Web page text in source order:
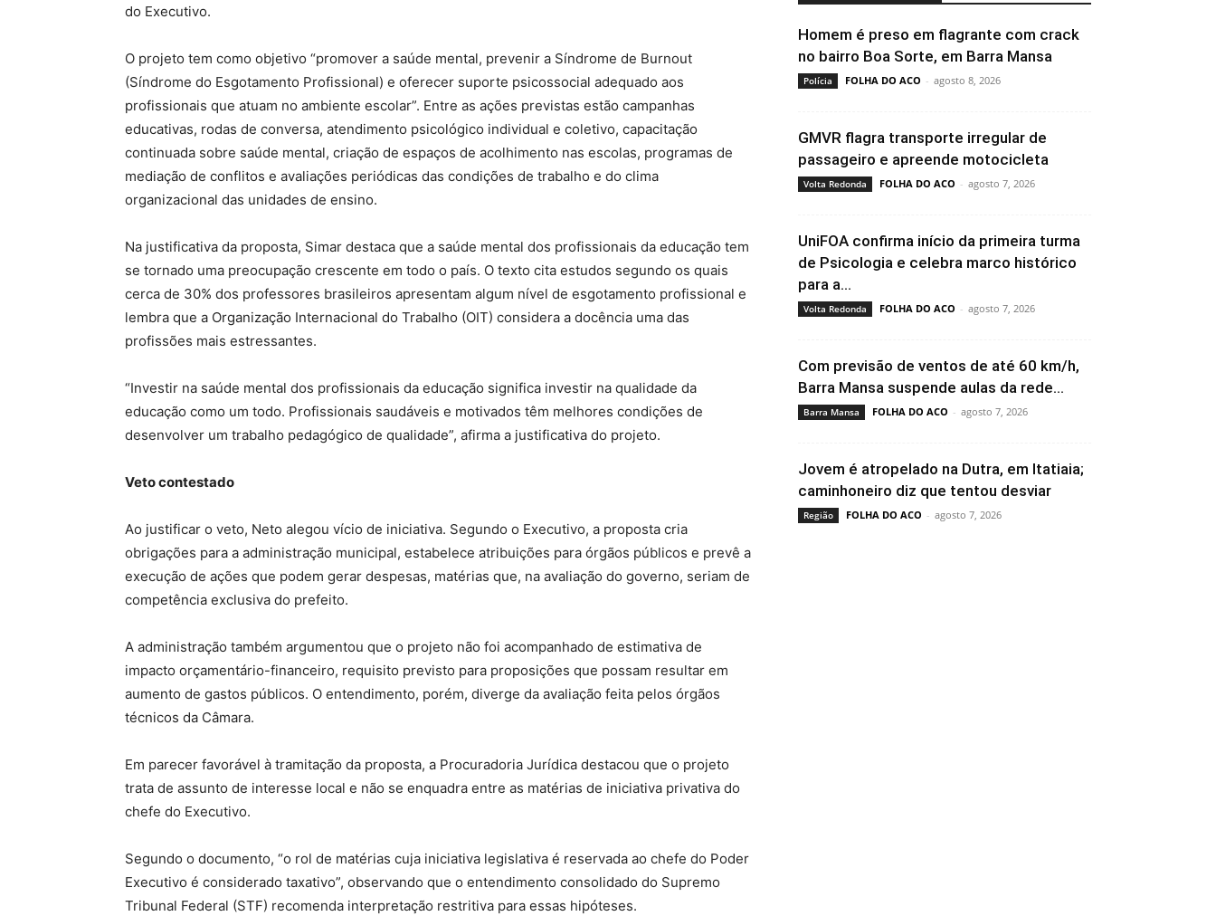
do Executivo.
O projeto tem como objetivo “promover a saúde mental, prevenir a Síndrome de Burnout
(Síndrome do Esgotamento Profissional) e oferecer suporte psicossocial adequado aos
profissionais que atuam no ambiente escolar”. Entre as ações previstas estão campanhas
educativas, rodas de conversa, atendimento psicológico individual e coletivo, capacitação
continuada sobre saúde mental, criação de espaços de acolhimento nas escolas, programas de
mediação de conflitos e avaliações periódicas das condições de trabalho e do clima
organizacional das unidades de ensino.
Na justificativa da proposta, Simar destaca que a saúde mental dos profissionais da educação tem
se tornado uma preocupação crescente em todo o país. O texto cita estudos segundo os quais
cerca de 30% dos professores brasileiros apresentam algum nível de esgotamento profissional e
lembra que a Organização Internacional do Trabalho (OIT) considera a docência uma das
profissões mais estressantes.
“Investir na saúde mental dos profissionais da educação significa investir na qualidade da
educação como um todo. Profissionais saudáveis e motivados têm melhores condições de
desenvolver um trabalho pedagógico de qualidade”, afirma a justificativa do projeto.
Veto contestado
Ao justificar o veto, Neto alegou vício de iniciativa. Segundo o Executivo, a proposta cria
obrigações para a administração municipal, estabelece atribuições para órgãos públicos e prevê a
execução de ações que podem gerar despesas, matérias que, na avaliação do governo, seriam de
competência exclusiva do prefeito.
A administração também argumentou que o projeto não foi acompanhado de estimativa de
impacto orçamentário-financeiro, requisito previsto para proposições que possam resultar em
aumento de gastos públicos. O entendimento, porém, diverge da avaliação feita pelos órgãos
técnicos da Câmara.
Em parecer favorável à tramitação da proposta, a Procuradoria Jurídica destacou que o projeto
trata de assunto de interesse local e não se enquadra entre as matérias de iniciativa privativa do
chefe do Executivo.
Segundo o documento, “o rol de matérias cuja iniciativa legislativa é reservada ao chefe do Poder
Executivo é considerado taxativo”, observando que o entendimento consolidado do Supremo
Tribunal Federal (STF) recomenda interpretação restritiva para essas hipóteses.
Homem é preso em flagrante com crack
no bairro Boa Sorte, em Barra Mansa
Polícia FOLHA DO ACO - agosto 8, 2026
GMVR flagra transporte irregular de
passageiro e apreende motocicleta
Volta Redonda FOLHA DO ACO - agosto 7, 2026
UniFOA confirma início da primeira turma
de Psicologia e celebra marco histórico
para a...
Volta Redonda FOLHA DO ACO - agosto 7, 2026
Com previsão de ventos de até 60 km/h,
Barra Mansa suspende aulas da rede...
Barra Mansa FOLHA DO ACO - agosto 7, 2026
Jovem é atropelado na Dutra, em Itatiaia;
caminhoneiro diz que tentou desviar
Região FOLHA DO ACO - agosto 7, 2026